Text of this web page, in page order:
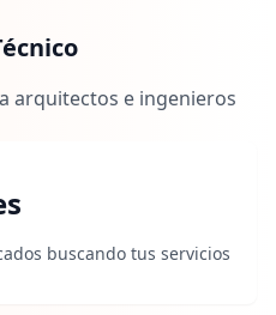
arquitectos e ingenieros
buscando tus servicios